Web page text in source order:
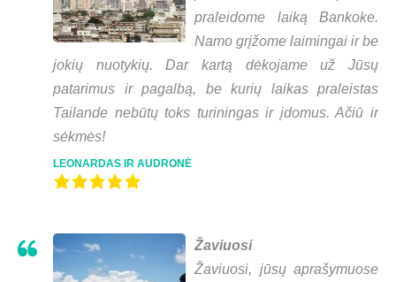
praleidome laiką Bankoke.
Namo grįžome laimingai ir be
jokių nuotykių. Dar kartą dėkojame už Jūsų
patarimus ir pagalbą, be kurių laikas praleistas
Tailande nebūtų toks turiningas ir įdomus. Ačiū ir
sėkmės!
LEONARDAS IR AUDRONĖ
Žaviuosi
Žaviuosi, jūsų aprašymuose